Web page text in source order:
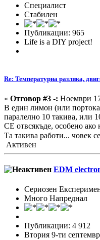
Специалист
Стабилен
Публикации: 965
Life is a DIY project!
Re: Температурна разлика,
« Отговор #3 -: Ноември
В един лимон (или
паралелно 10 такива, или
СЕ отвсякъде, особено ако
Та такива работи... човек
Активен
EDM
Сериозен
Много Напреднал
Публикации: 4 912
Втория 9-ти